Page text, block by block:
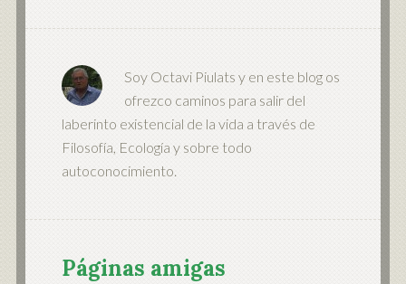
Soy Octavi Piulats y en este blog os
ofrezco caminos para salir del
laberinto existencial de la vida a través de
Filosofía, Ecología y sobre todo
autoconocimiento.
Páginas amigas